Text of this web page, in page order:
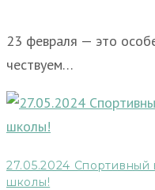
23 февраля — это
чествуем…
27.05.2024 Спортивный
школы!